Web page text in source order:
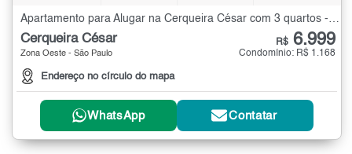
Apartamento para Alugar na Cerqueira César com 3 quartos - 83 m²
Cerqueira César
Zona Oeste - São Paulo
Endereço no círculo do mapa
R$ 6.999
Condomínio: R$ 1.168
WhatsApp Contatar